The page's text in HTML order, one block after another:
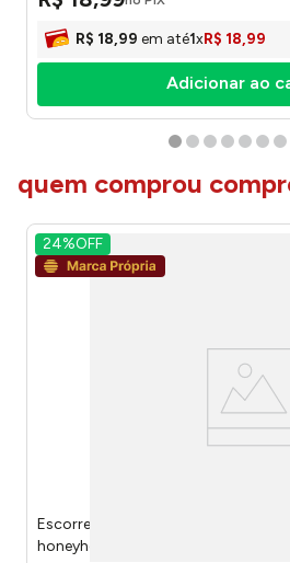
R$ 18,99 em até1xR$ 18,99
Adicionar ao
quem comprou
24%OFF
Escorredor Retrátil Inova Plástico
honeyhome